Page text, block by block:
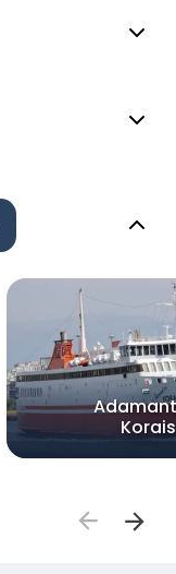
Korais